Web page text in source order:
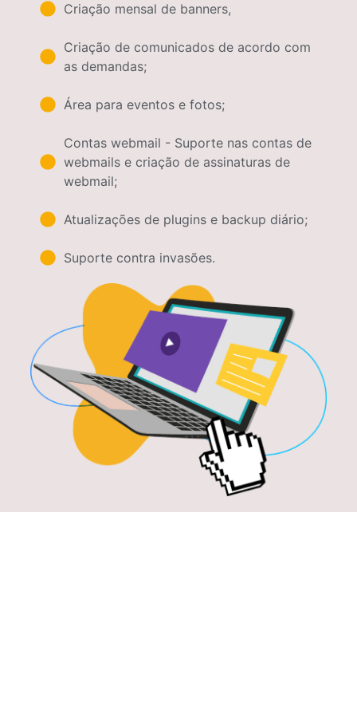
Criação mensal de banners,
Criação de comunicados de acordo com
as demandas;
Área para eventos e fotos;
Contas webmail - Suporte nas contas de
webmails e criação de assinaturas de
webmail;
Atualizações de plugins e backup diário;
Suporte contra invasões.